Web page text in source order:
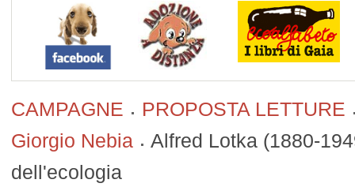
CAMPAGNE
PROPOSTA LETTURE
Giorgio Nebia
Alfred Lotka (1880-
dell'ecologia